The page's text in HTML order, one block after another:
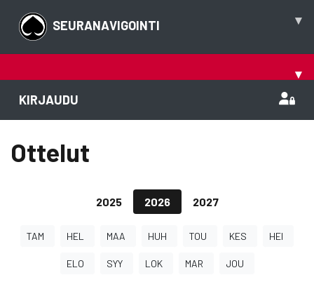
SEURANAVIGOINTI ▾
▾
KIRJAUDU
Ottelut
2025 2026 2027
TAM HEL MAA HUH TOU KES HEI
ELO SYY LOK MAR JOU